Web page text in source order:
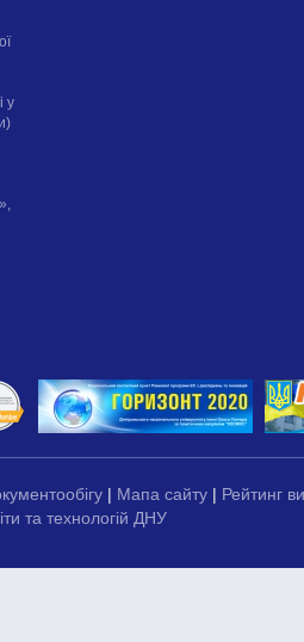
у
| Мапа сайту | Рейтинг
та технологій ДНУ